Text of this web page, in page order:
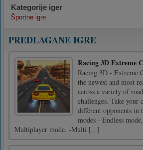
Kategorije iger
Športne igre
PREDLAGANE IGRE
Racing 3D Extreme
Racing 3D - Extreme
the newest and most
across a variety of
challenges. Take your
different opponents in
modes - Endless
Multiplayer mode. -Multi [...]